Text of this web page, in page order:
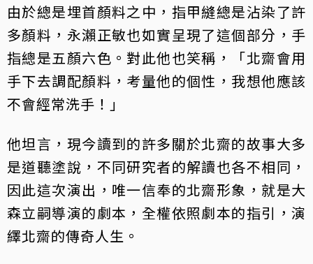
由於總是埋首顏料之中，指甲縫總是沾染了許
多顏料，永瀨正敏也如實呈現了這個部分，手
指總是五顏六色。對此他也笑稱，「北齋會用
手下去調配顏料，考量他的個性，我想他應該
不會經常洗手！」
他坦言，現今讀到的許多關於北齋的故事大多
是道聽塗說，不同研究者的解讀也各不相同，
因此這次演出，唯一信奉的北齋形象，就是大
森立嗣導演的劇本，全權依照劇本的指引，演
繹北齋的傳奇人生。